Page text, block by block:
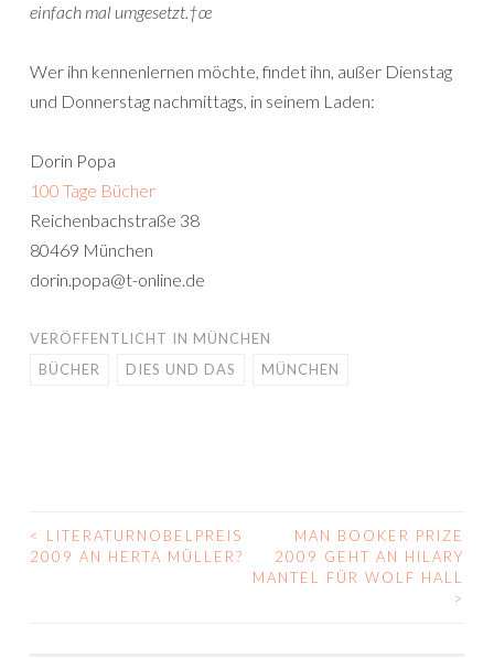
einfach mal umgesetzt.†œ
Wer ihn kennenlernen möchte, findet ihn, außer Dienstag
und Donnerstag nachmittags, in seinem Laden:
Dorin Popa
100 Tage Bücher
Reichenbachstraße 38
80469 München
dorin.popa@t-online.de
VERÖFFENTLICHT IN MÜNCHEN
BÜCHER
DIES UND DAS MÜNCHEN
BEITRAGS-
<
LITERATURNOBELPREIS
2009 AN HERTA MÜLLER?
MAN BOOKER PRIZE
2009 GEHT AN HILARY
MANTEL FÜR WOLF HALL
>